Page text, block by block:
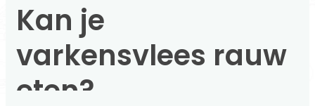
Kan je
varkensvlees rauw
eten?